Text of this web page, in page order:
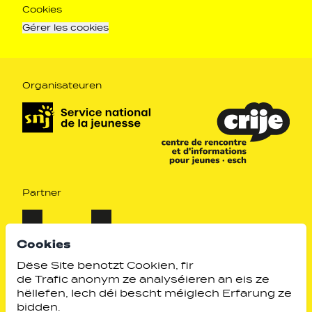
Cookies
Dëse Site benotzt Cookien, fir
de Trafic anonym ze analyséieren an eis ze
hëllefen, Iech déi bescht méiglech Erfarung ze
bidden.
Cookies
Gérer les cookies
Organisateuren
Partner